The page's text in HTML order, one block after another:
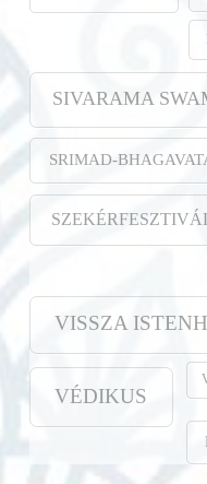
SIVARAMA
SRIMAD-
VISSZA
VÉDIKUS